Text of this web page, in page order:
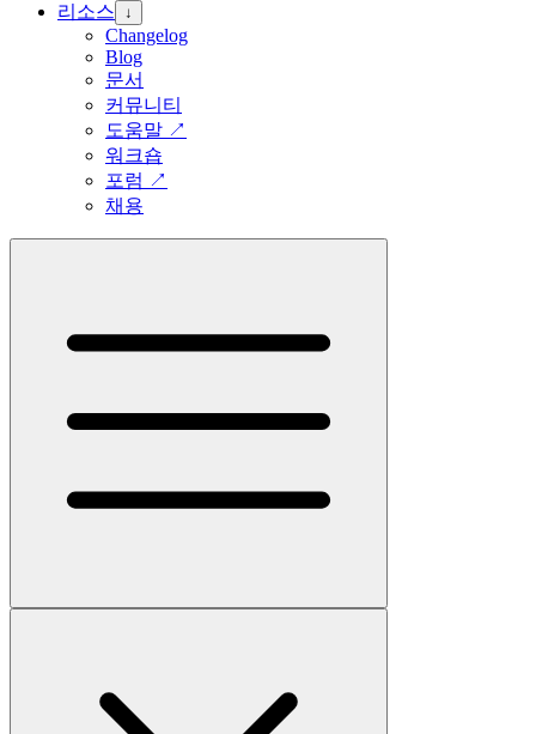
리소스
↓
Changelog
Blog
문서
커뮤니티
도움말 ↗
워크숍
포럼 ↗
채용